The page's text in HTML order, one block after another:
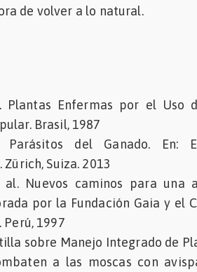
de volver a lo natural.
Plantas Enfermas por el Uso
Brasil, 1987
Parásitos del Ganado. En:
Suiza. 2013
al. Nuevos caminos para una
por la Fundación Gaia y el
Perú, 1997
sobre Manejo Integrado de
a las moscas con